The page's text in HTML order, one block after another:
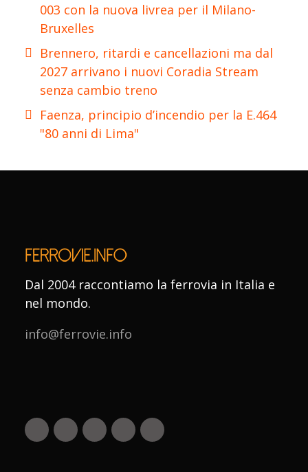
003 con la nuova livrea per il Milano-
Bruxelles
Brennero, ritardi e cancellazioni ma dal
2027 arrivano i nuovi Coradia Stream
senza cambio treno
Faenza, principio d’incendio per la E.464
"80 anni di Lima"
Dal 2004 raccontiamo la ferrovia in Italia e
nel mondo.
info@ferrovie.info